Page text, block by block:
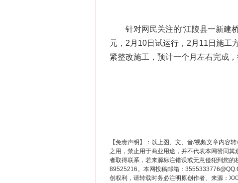
针对网民关注的“江陵县一新建桥
元，2月10日试运行，2月11日施工
紧整改施工，预计一个月左右完成
【免责声明】：以上图、文、音/视频文章内容
之用，禁止用于商业用途，并不代表本网赞同
者取得联系，若来源标注错误或无意侵犯到您
89525216。本网投稿邮箱：
创权利，请转载时务必注明原创作者、来源：